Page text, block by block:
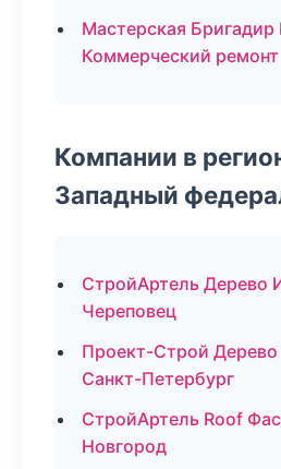
Мастерская
Коммерческий ремонт
Компании в
Западный
СтройАртель Дерево
Череповец
Проект-Строй
Санкт-Петербург
СтройАртель Roof
Новгород